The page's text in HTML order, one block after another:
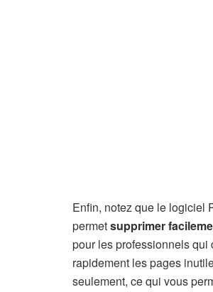
Enfin, notez que le logiciel
permetsupprimer
pour les professionnels
rapidement les pages
seulement, ce qui vous